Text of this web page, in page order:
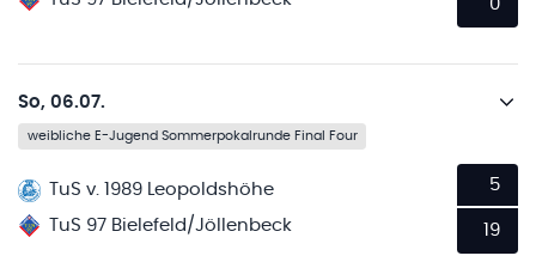
0
So, 06.07.
weibliche E-Jugend Sommerpokalrunde Final Four
TuS v. 1989 Leopoldshöhe
TuS 97 Bielefeld/Jöllenbeck
5
19